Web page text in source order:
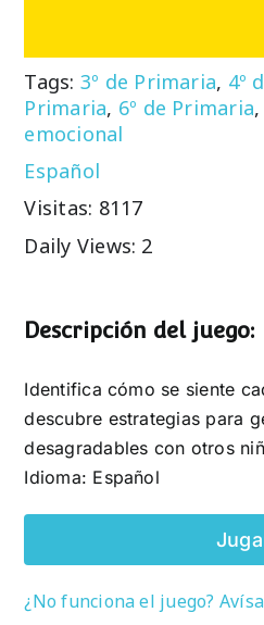
Tags: 3º de Primaria, 4º
Primaria, 6º de Primaria,
emocional
Español
Visitas: 8117
Daily Views: 2
Descripción del juego:
Identifica cómo se siente
descubre estrategias para
desagradables con otros
Idioma: Español
¿No funciona el juego?